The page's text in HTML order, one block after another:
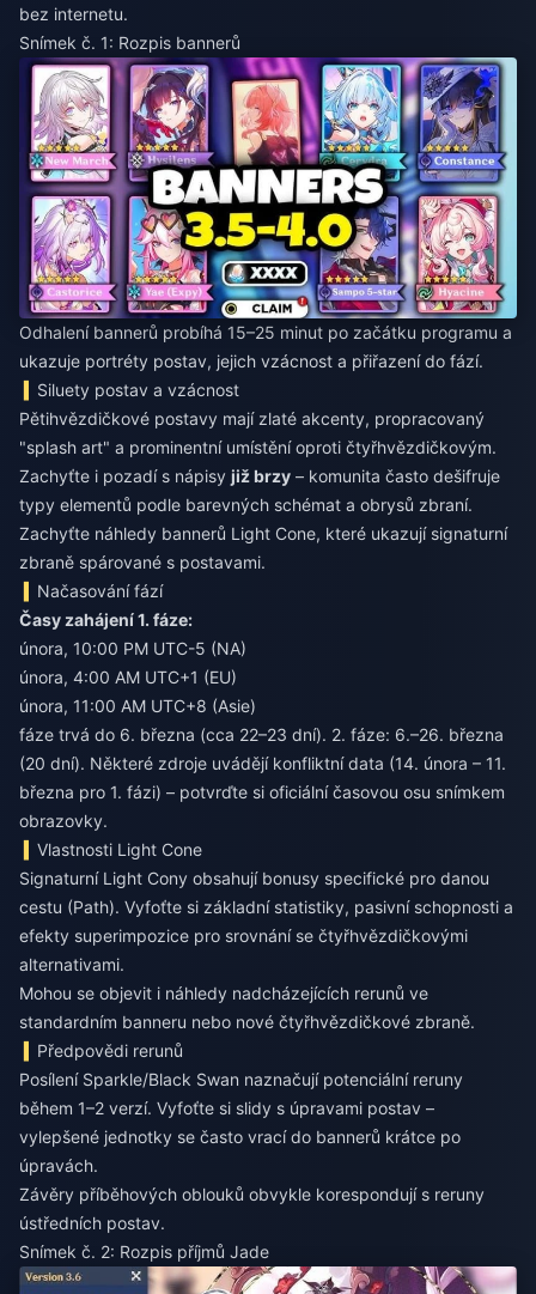
bez internetu.
Snímek č. 1: Rozpis bannerů
Odhalení bannerů probíhá 15–25 minut po začátku programu a
ukazuje portréty postav, jejich vzácnost a přiřazení do fází.
Siluety postav a vzácnost
Pětihvězdičkové postavy mají zlaté akcenty, propracovaný
"splash art" a prominentní umístění oproti čtyřhvězdičkovým.
Zachyťte i pozadí s nápisy již brzy – komunita často dešifruje
typy elementů podle barevných schémat a obrysů zbraní.
Zachyťte náhledy bannerů Light Cone, které ukazují signaturní
zbraně spárované s postavami.
Načasování fází
Časy zahájení 1. fáze:
února, 10:00 PM UTC-5 (NA)
února, 4:00 AM UTC+1 (EU)
února, 11:00 AM UTC+8 (Asie)
fáze trvá do 6. března (cca 22–23 dní). 2. fáze: 6.–26. března
(20 dní). Některé zdroje uvádějí konfliktní data (14. února – 11.
března pro 1. fázi) – potvrďte si oficiální časovou osu snímkem
obrazovky.
Vlastnosti Light Cone
Signaturní Light Cony obsahují bonusy specifické pro danou
cestu (Path). Vyfoťte si základní statistiky, pasivní schopnosti a
efekty superimpozice pro srovnání se čtyřhvězdičkovými
alternativami.
Mohou se objevit i náhledy nadcházejících rerunů ve
standardním banneru nebo nové čtyřhvězdičkové zbraně.
Předpovědi rerunů
Posílení Sparkle/Black Swan naznačují potenciální reruny
během 1–2 verzí. Vyfoťte si slidy s úpravami postav –
vylepšené jednotky se často vrací do bannerů krátce po
úpravách.
Závěry příběhových oblouků obvykle korespondují s reruny
ústředních postav.
Snímek č. 2: Rozpis příjmů Jade